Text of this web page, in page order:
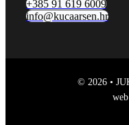
+385 91 619 6009
info@kucaarsen.hr
© 2026 •